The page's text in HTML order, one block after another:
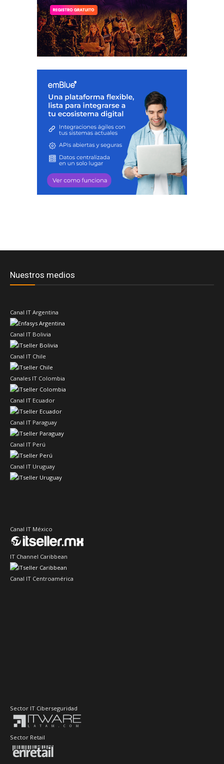
Nuestros medios
Canal IT Argentina
Canal IT Bolivia
Canal IT Chile
Canales IT Colombia
Canal IT Ecuador
Canal IT Paraguay
Canal IT Perú
Canal IT Uruguay
Canal IT México
IT Channel Caribbean
Canal IT Centroamérica
Sector IT Ciberseguridad
Sector Retail